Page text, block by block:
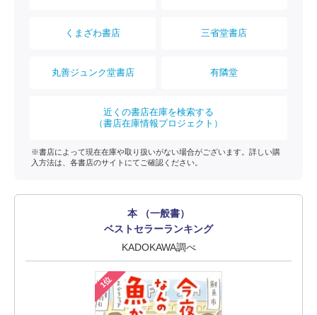
くまざわ書店 三省堂書店
丸善ジュンク堂書店 有隣堂
近くの書店在庫を検索する
（書店在庫情報プロジェクト）
※書店によって現在在庫や取り扱いがない場合がございます。詳しい購
入方法は、各書店のサイトにてご確認ください。
本 （一般書）
ベストセラーランキング
KADOKAWA調べ
1位